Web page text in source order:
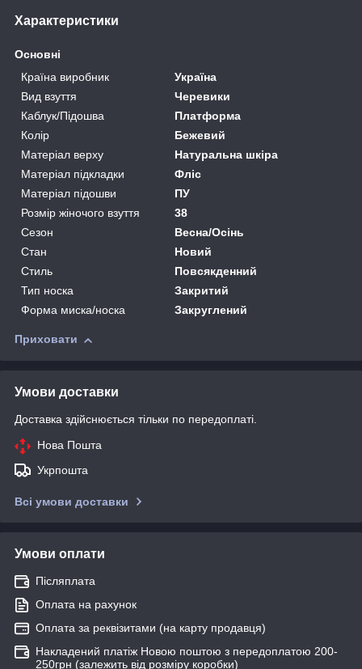
Характеристики
Основні
Країна виробник
Україна
Вид взуття
Черевики
Каблук/Підошва
Платформа
Колір
Бежевий
Матеріал верху
Натуральна шкіра
Матеріал підкладки
Фліс
Матеріал підошви
ПУ
Розмір жіночого взуття
38
Сезон
Весна/Осінь
Стан
Новий
Стиль
Повсякденний
Тип носка
Закритий
Форма миска/носка
Закруглений
Приховати
Умови доставки
Доставка здійснюється тільки по передоплаті.
Нова Пошта
Укрпошта
Всі умови доставки
Умови оплати
Післяплата
Оплата на рахунок
Оплата за реквізитами (на карту продавця)
Накладений платіж Новою поштою з передоплатою 200-
250грн (залежить від розміру коробки)